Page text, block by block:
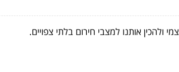
אותנו למצבי חירום בלתי צפויים.